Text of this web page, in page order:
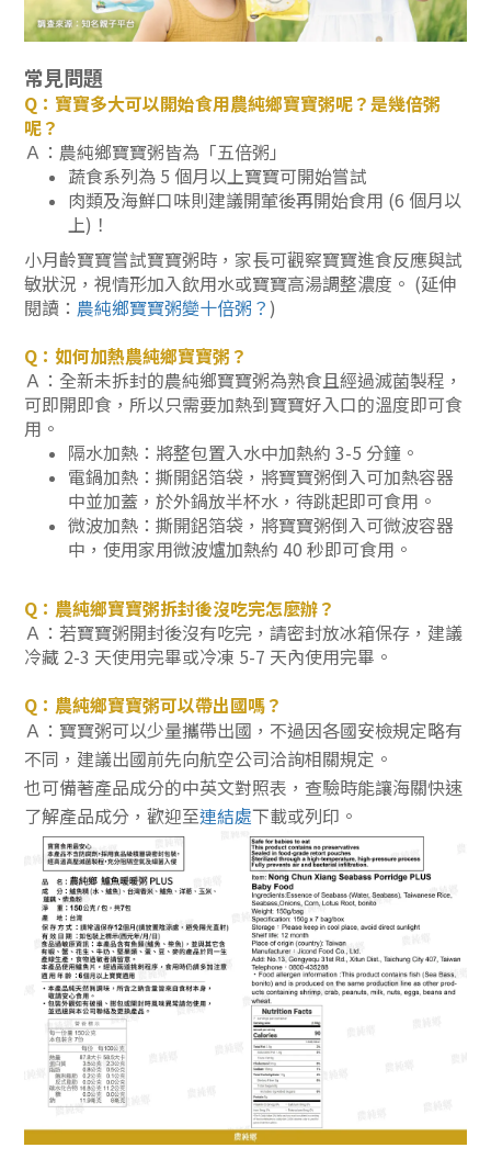
常見問題
Q：寶寶多大可以開始食用農純鄉寶寶粥呢？是幾倍粥
呢？
Ａ： 農純鄉寶寶粥皆為「五倍粥」
蔬食系列為 5 個月以上寶寶可開始嘗試
肉類及海鮮口味則建議開葷後再開始食用 (6 個月以
上) ！
小月齡寶寶嘗試寶寶粥時，家長可觀察寶寶進食反應與試
敏狀況，視情形加入飲用水或寶寶高湯調整濃度 。 (延伸
閱讀： 農純鄉寶寶粥變十倍粥？)
Q：如何加熱農純鄉寶寶粥？
Ａ：全新未拆封的農純鄉寶寶粥為熟食且經過滅菌製程，
可即開即食，所以只需要加熱到寶寶好入口的溫度即可食
用。
隔水加熱：將整包置入水中加熱約 3-5 分鐘。
電鍋加熱：撕開鋁箔袋，將寶寶粥倒入可加熱容器
中並加蓋，於外鍋放半杯水，待跳起即可食用。
微波加熱：撕開鋁箔袋，將寶寶粥倒入可微波容器
中，使用家用微波爐加熱約 40 秒即可食用。
Q：農純鄉寶寶粥拆封後沒吃完怎麼辦？
Ａ：若寶寶粥開封後沒有吃完，請密封放冰箱保存，建議
冷藏 2-3 天使用完畢或冷凍 5-7 天內使用完畢。
Q：農純鄉寶寶粥可以帶出國嗎？
Ａ： 寶寶粥可以少量攜帶出國，不過因各國安檢規定略有
不同，建議出國前先向航空公司洽詢相關規定。
也可備著產品成分的中英文對照表，查驗時能讓海關快速
了解產品成分，歡迎至連結處下載或列印。